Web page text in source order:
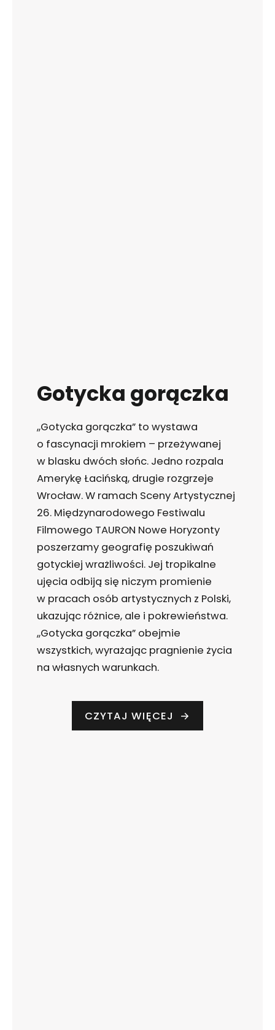
Gotycka gorączka
,,Gotycka gorączka” to wystawa
o fascynacji mrokiem – przeżywanej
w blasku dwóch słońc. Jedno rozpala
Amerykę Łacińską, drugie rozgrzeje
Wrocław. W ramach Sceny Artystycznej
26. Międzynarodowego Festiwalu
Filmowego TAURON Nowe Horyzonty
poszerzamy geografię poszukiwań
gotyckiej wrażliwości. Jej tropikalne
ujęcia odbiją się niczym promienie
w pracach osób artystycznych z Polski,
ukazując różnice, ale i pokrewieństwa.
,,Gotycka gorączka” obejmie
wszystkich, wyrażając pragnienie życia
na własnych warunkach.
CZYTAJ WIĘCEJ →